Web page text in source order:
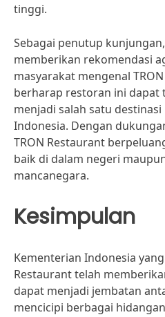
tinggi.
Sebagai penutup
memberikan rekomendasi
masyarakat mengenal
berharap restoran ini dapat
menjadi salah satu
Indonesia. Dengan
TRON Restaurant
baik di dalam negeri
mancanegara.
Kesimpulan
Kementerian Indonesia
Restaurant telah
dapat menjadi jembatan
mencicipi berbagai